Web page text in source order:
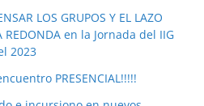
LOS GRUPOS Y EL LAZO
REDONDA en la Jornada del IIG
2023
PRESENCIAL!!!!!